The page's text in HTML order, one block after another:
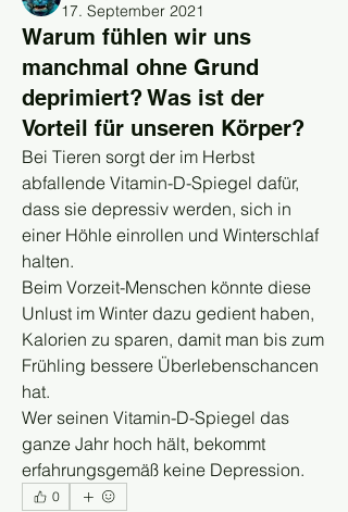
17. September 2021
Warum fühlen wir uns
manchmal ohne Grund
deprimiert? Was ist der
Vorteil für unseren Körper?
Bei Tieren sorgt der im Herbst
abfallende Vitamin-D-Spiegel dafür,
dass sie depressiv werden, sich in
einer Höhle einrollen und Winterschlaf
halten.
Beim Vorzeit-Menschen könnte diese
Unlust im Winter dazu gedient haben,
Kalorien zu sparen, damit man bis zum
Frühling bessere Überlebenschancen
hat.
Wer seinen Vitamin-D-Spiegel das
ganze Jahr hoch hält, bekommt
erfahrungsgemäß keine Depression.
0